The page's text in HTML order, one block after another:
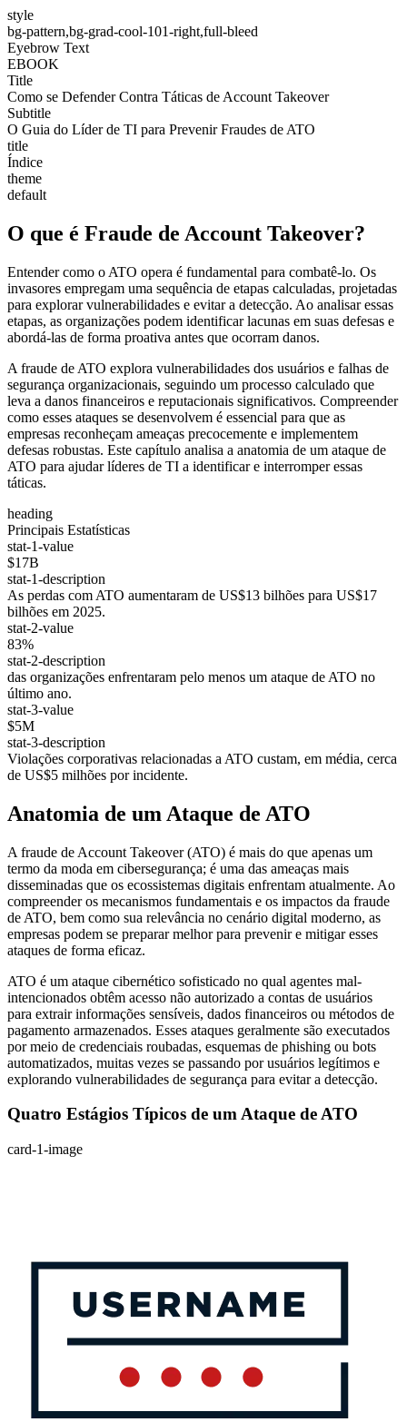
style
bg-pattern,bg-grad-cool-101-right,full-bleed
Eyebrow Text
EBOOK
Title
Como se Defender Contra Táticas de Account Takeover
Subtitle
O Guia do Líder de TI para Prevenir Fraudes de ATO
title
Índice
theme
default
O que é Fraude de Account Takeover?
Entender como o ATO opera é fundamental para combatê-lo. Os
invasores empregam uma sequência de etapas calculadas, projetadas
para explorar vulnerabilidades e evitar a detecção. Ao analisar essas
etapas, as organizações podem identificar lacunas em suas defesas e
abordá-las de forma proativa antes que ocorram danos.
A fraude de ATO explora vulnerabilidades dos usuários e falhas de
segurança organizacionais, seguindo um processo calculado que
leva a danos financeiros e reputacionais significativos. Compreender
como esses ataques se desenvolvem é essencial para que as
empresas reconheçam ameaças precocemente e implementem
defesas robustas. Este capítulo analisa a anatomia de um ataque de
ATO para ajudar líderes de TI a identificar e interromper essas
táticas.
heading
Principais Estatísticas
stat-1-value
$17B
stat-1-description
As perdas com ATO aumentaram de US$13 bilhões para US$17
bilhões em 2025.
stat-2-value
83%
stat-2-description
das organizações enfrentaram pelo menos um ataque de ATO no
último ano.
stat-3-value
$5M
stat-3-description
Violações corporativas relacionadas a ATO custam, em média, cerca
de US$5 milhões por incidente.
Anatomia de um Ataque de ATO
A fraude de Account Takeover (ATO) é mais do que apenas um
termo da moda em cibersegurança; é uma das ameaças mais
disseminadas que os ecossistemas digitais enfrentam atualmente. Ao
compreender os mecanismos fundamentais e os impactos da fraude
de ATO, bem como sua relevância no cenário digital moderno, as
empresas podem se preparar melhor para prevenir e mitigar esses
ataques de forma eficaz.
ATO é um ataque cibernético sofisticado no qual agentes mal-
intencionados obtêm acesso não autorizado a contas de usuários
para extrair informações sensíveis, dados financeiros ou métodos de
pagamento armazenados. Esses ataques geralmente são executados
por meio de credenciais roubadas, esquemas de phishing ou bots
automatizados, muitas vezes se passando por usuários legítimos e
explorando vulnerabilidades de segurança para evitar a detecção.
Quatro Estágios Típicos de um Ataque de ATO
card-1-image